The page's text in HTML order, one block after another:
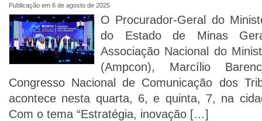
Publicação em 6 de agosto de 2025
O Procurador-Geral do
do Estado de Minas
Associação Nacional do
(Ampcon), Marcílio
Congresso Nacional de Comunicação dos
acontece nesta quarta, 6, e quinta, 7, na
Com o tema “Estratégia, inovação […]